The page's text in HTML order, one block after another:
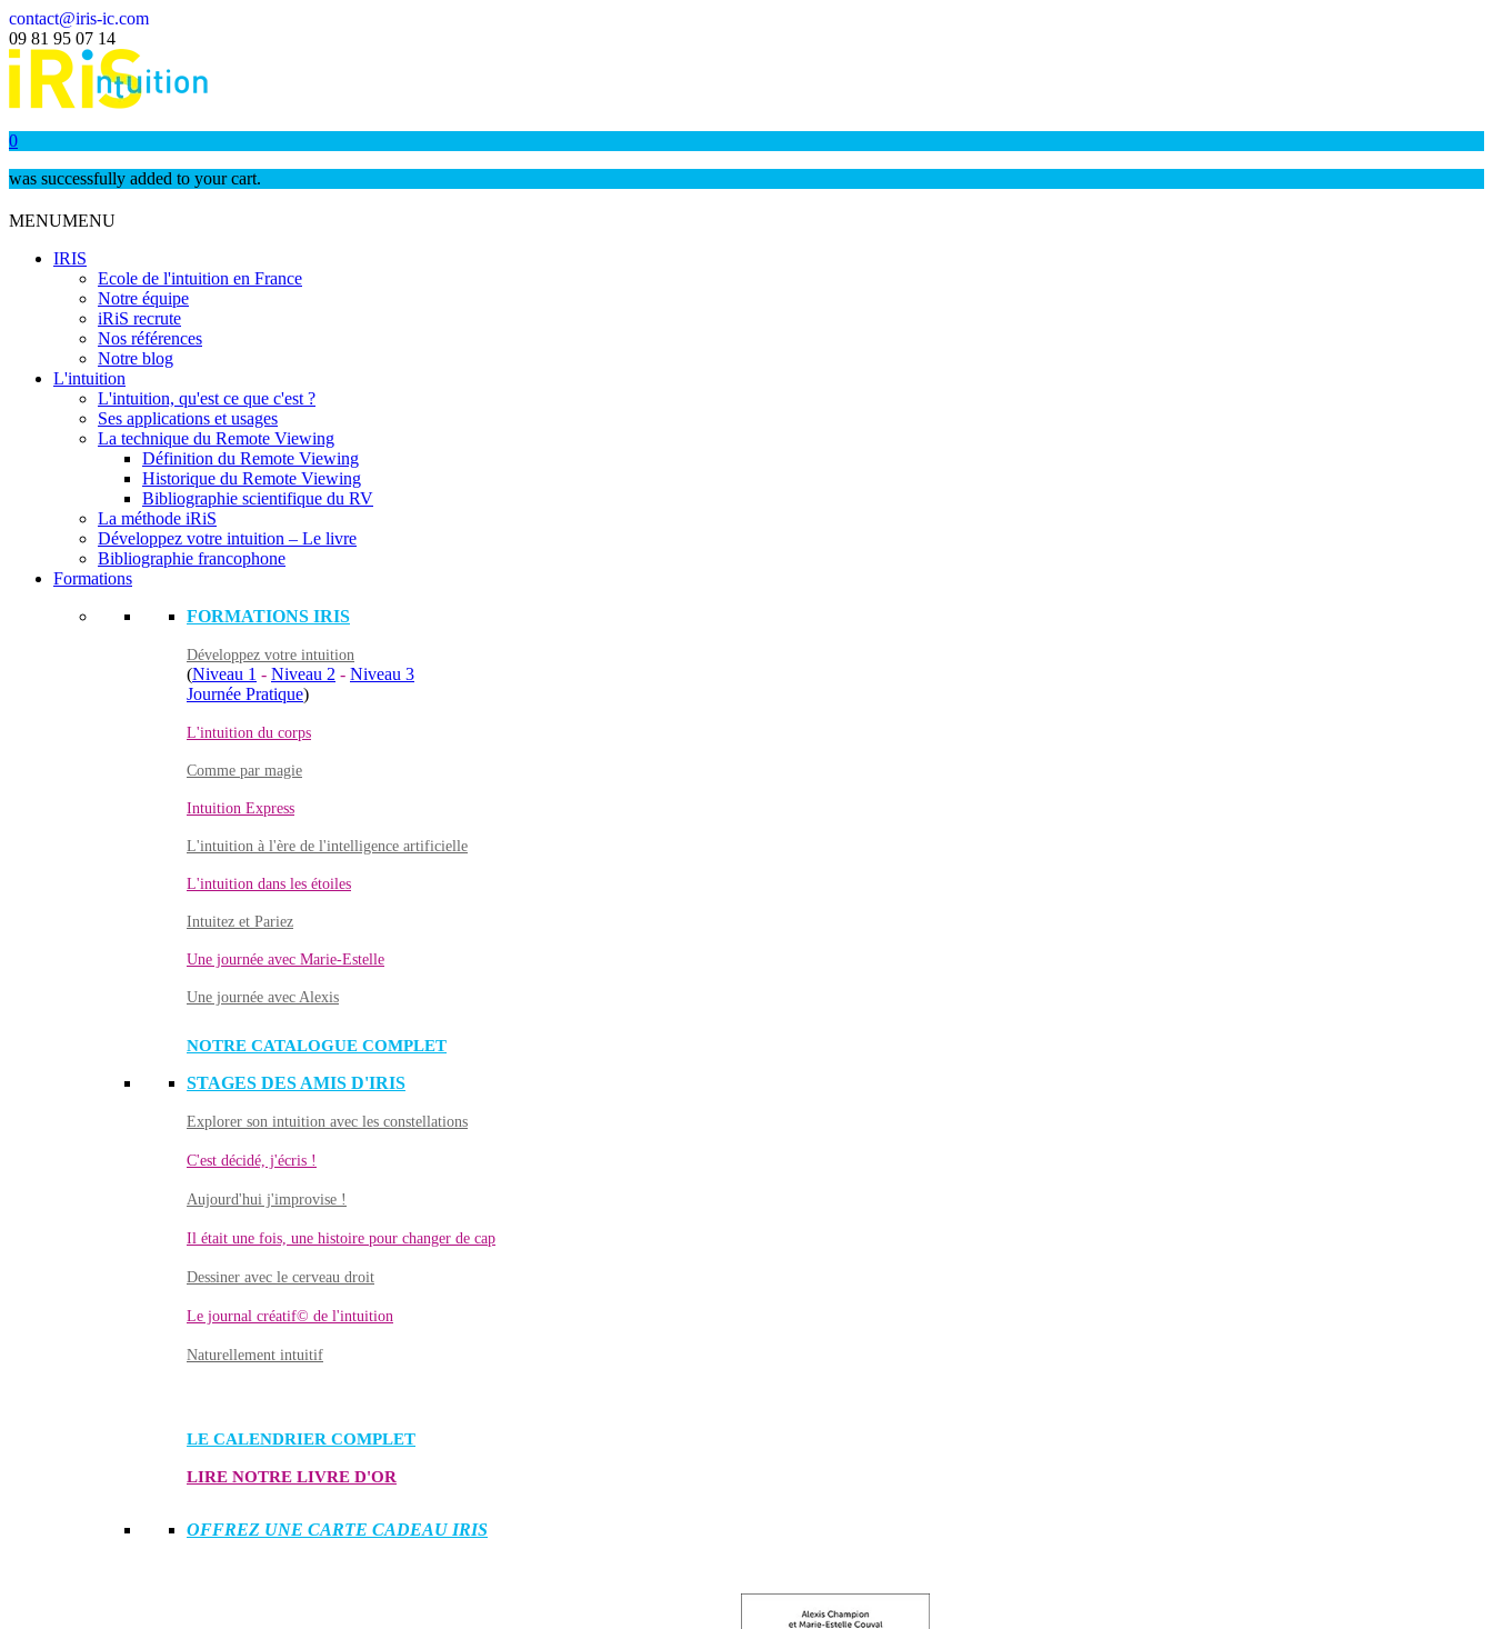
contact@iris-ic.com
09 81 95 07 14
0
was successfully added to your cart.
MENUMENU
IRIS
Ecole de l'intuition en France
Notre équipe
iRiS recrute
Nos références
Notre blog
L'intuition
L'intuition, qu'est ce que c'est ?
Ses applications et usages
La technique du Remote Viewing
Définition du Remote Viewing
Historique du Remote Viewing
Bibliographie scientifique du RV
La méthode iRiS
Développez votre intuition – Le livre
Bibliographie francophone
Formations
FORMATIONS IRIS
Développez votre intuition
(Niveau 1 - Niveau 2 - Niveau 3
Journée Pratique)
L'intuition du corps
Comme par magie
Intuition Express
L'intuition à l'ère de l'intelligence artificielle
L'intuition dans les étoiles
Intuitez et Pariez
Une journée avec Marie-Estelle
Une journée avec Alexis
NOTRE CATALOGUE COMPLET
STAGES DES AMIS D'IRIS
Explorer son intuition avec les constellations
C'est décidé, j'écris !
Aujourd'hui j'improvise !
Il était une fois, une histoire pour changer de cap
Dessiner avec le cerveau droit
Le journal créatif© de l'intuition
Naturellement intuitif
LE CALENDRIER COMPLET
LIRE NOTRE LIVRE D'OR
OFFREZ UNE CARTE CADEAU IRIS